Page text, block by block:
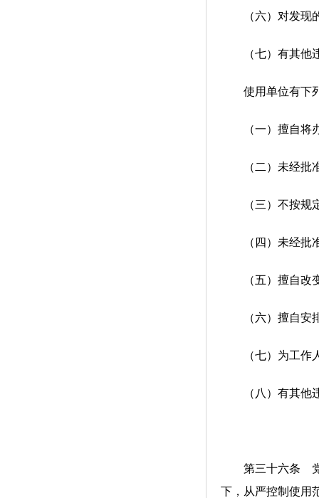
（六）对发现的
（七）有其他违
使用单位有下列
（一）擅自将办
（二）未经批准
（三）不按规定
（四）未经批准
（五）擅自改变
（六）擅自安排
（七）为工作人
（八）有其他违
第三十六条 党政
下，从严控制使用